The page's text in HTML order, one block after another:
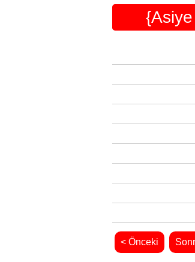
< Önceki